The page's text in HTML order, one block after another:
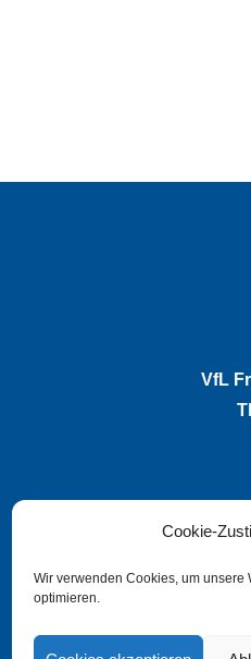
Cookie-
Wir verwenden Cookies, um unsere
optimieren.
VfL